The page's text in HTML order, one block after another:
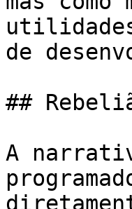
de
##
A